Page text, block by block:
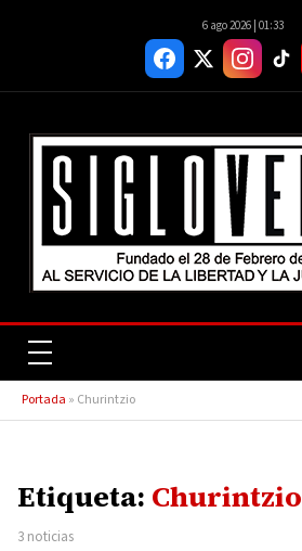
6 ago 2026 | 01:33
Portada » Churintzio
Etiqueta: Churintzio
3 noticias